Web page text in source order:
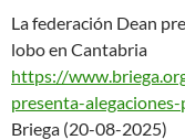
La federación Dean
lobo en Cantabria
https://
presenta-
Briega (20-08-2025)